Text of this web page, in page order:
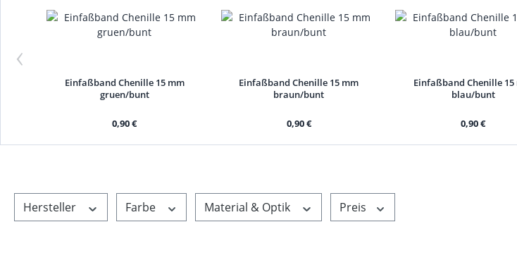
‹
Einfaßband Chenille 15 mm
gruen/bunt
0,90 €
Einfaßband Chenille 15 mm
braun/bunt
0,90 €
Einfaßband Chenille 15
blau/bunt
0,90 €
Hersteller Farbe Material & Optik Preis